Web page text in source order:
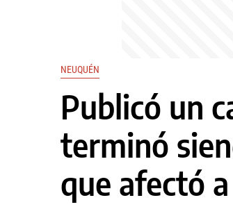
NEUQUÉN
Publicó un
terminó
que afectó